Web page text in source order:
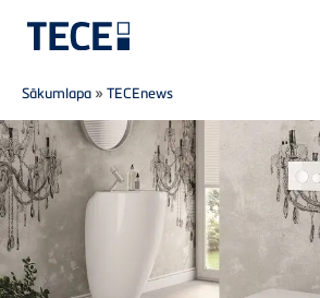
Skip to main content
Breadcrumb
Sākumlapa »TECEnews